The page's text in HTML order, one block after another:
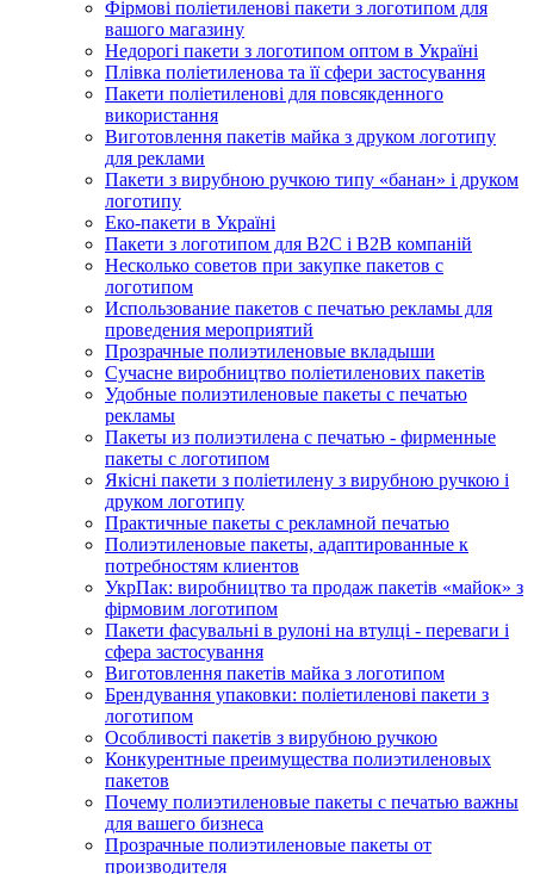
Фірмові поліетиленові пакети з логотипом для
вашого магазину
Недорогі пакети з логотипом оптом в Україні
Плівка поліетиленова та її сфери застосування
Пакети поліетиленові для повсякденного
використання
Виготовлення пакетів майка з друком логотипу
для реклами
Пакети з вирубною ручкою типу «банан» і друком
логотипу
Еко-пакети в Україні
Пакети з логотипом для B2C і B2B компаній
Несколько советов при закупке пакетов с
логотипом
Использование пакетов с печатью рекламы для
проведения мероприятий
Прозрачные полиэтиленовые вкладыши
Сучасне виробництво поліетиленових пакетів
Удобные полиэтиленовые пакеты с печатью
рекламы
Пакеты из полиэтилена с печатью - фирменные
пакеты с логотипом
Якісні пакети з поліетилену з вирубною ручкою і
друком логотипу
Практичные пакеты с рекламной печатью
Полиэтиленовые пакеты, адаптированные к
потребностям клиентов
УкрПак: виробництво та продаж пакетів «майок» з
фірмовим логотипом
Пакети фасувальні в рулоні на втулці - переваги і
сфера застосування
Виготовлення пакетів майка з логотипом
Брендування упаковки: поліетиленові пакети з
логотипом
Особливості пакетів з вирубною ручкою
Конкурентные преимущества полиэтиленовых
пакетов
Почему полиэтиленовые пакеты с печатью важны
для вашего бизнеса
Прозрачные полиэтиленовые пакеты от
производителя